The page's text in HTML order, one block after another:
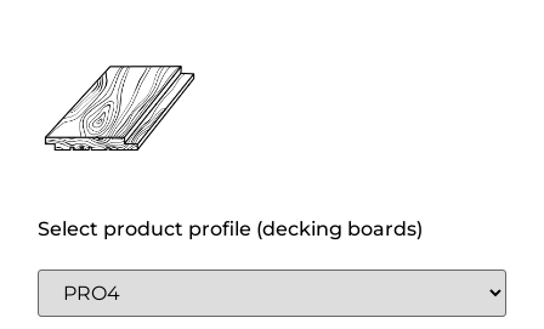
Select product profile (decking boards)